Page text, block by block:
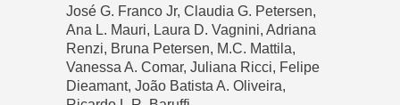
José G. Franco Jr, Claudia G. Petersen,
Ana L. Mauri, Laura D. Vagnini, Adriana
Renzi, Bruna Petersen, M.C. Mattila,
Vanessa A. Comar, Juliana Ricci, Felipe
Dieamant, João Batista A. Oliveira,